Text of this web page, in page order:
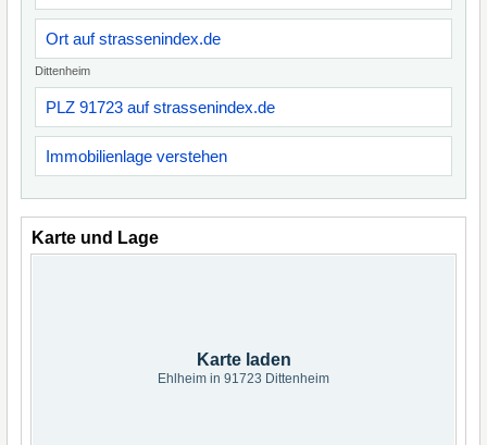
Ort auf strassenindex.de
Dittenheim
PLZ 91723 auf strassenindex.de
Immobilienlage verstehen
Karte und Lage
Karte laden
Ehlheim in 91723 Dittenheim